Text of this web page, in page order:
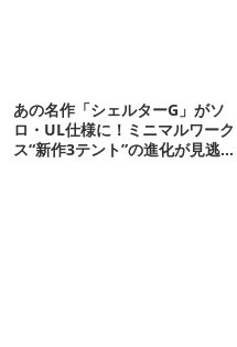
あの名作「シェルターG」がソ
ロ・UL仕様に！ミニマルワーク
ス“新作3テント”の進化が見逃せ